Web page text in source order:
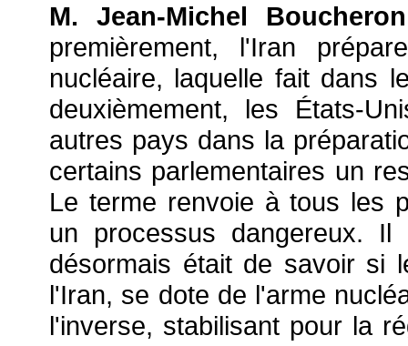
M. Jean-Michel
premièrement, l'Iran
nucléaire, laquelle fait dans
deuxièmement, les États-
autres pays dans la
certains parlementaires un
Le terme renvoie à tous les
un processus dangereux.
désormais était de savoir si
l'Iran, se dote de l'arme
l'inverse, stabilisant pour la